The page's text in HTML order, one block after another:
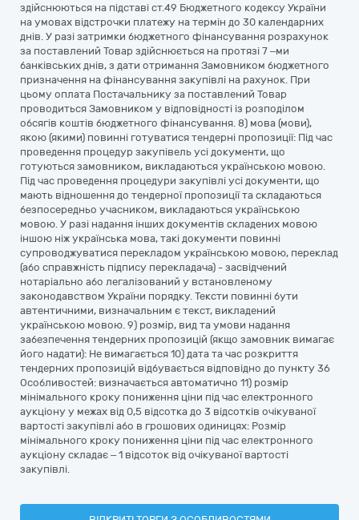
здійснюються на підставі ст.49 Бюджетного кодексу України
на умовах відстрочки платежу на термін до 30 календарних
днів. У разі затримки бюджетного фінансування розрахунок
за поставлений Товар здійснюється на протязі 7 –ми
банківських днів, з дати отримання Замовником бюджетного
призначення на фінансування закупівлі на рахунок. При
цьому оплата Постачальнику за поставлений Товар
проводиться Замовником у відповідності із розподілом
обсягів коштів бюджетного фінансування. 8) мова (мови),
якою (якими) повинні готуватися тендерні пропозиції: Під час
проведення процедур закупівель усі документи, що
готуються замовником, викладаються українською мовою.
Під час проведення процедури закупівлі усі документи, що
мають відношення до тендерної пропозиції та складаються
безпосередньо учасником, викладаються українською
мовою. У разі надання інших документів складених мовою
іншою ніж українська мова, такі документи повинні
супроводжуватися перекладом українською мовою, переклад
(або справжність підпису перекладача) - засвідчений
нотаріально або легалізований у встановленому
законодавством України порядку. Тексти повинні бути
автентичними, визначальним є текст, викладений
українською мовою. 9) розмір, вид та умови надання
забезпечення тендерних пропозицій (якщо замовник вимагає
його надати): Не вимагається 10) дата та час розкриття
тендерних пропозицій відбувається відповідно до пункту 36
Особливостей: визначається автоматично 11) розмір
мінімального кроку пониження ціни під час електронного
аукціону у межах від 0,5 відсотка до 3 відсотків очікуваної
вартості закупівлі або в грошових одиницях: Розмір
мінімального кроку пониження ціни під час електронного
аукціону складає – 1 відсоток від очікуваної вартості
закупівлі.